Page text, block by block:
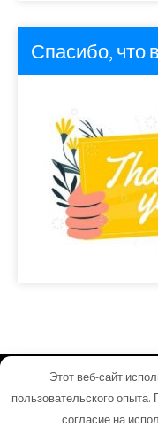
Спасибо, что
Этот веб-сайт
пользовательского
согласие на